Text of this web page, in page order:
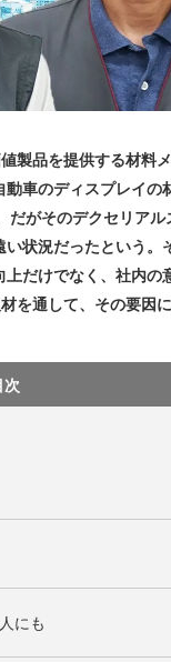
製品を提供する材料
車のディスプレイの
がそのデクセリア
状況だったという。
だけでなく、社内の
を通して、その要因に
次
にも